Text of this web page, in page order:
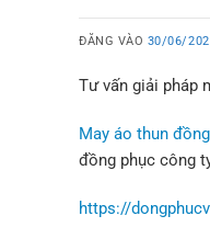
ĐĂNG VÀO 30/06/
Tư vấn giải pháp
May áo thun
đồng phục công
https://